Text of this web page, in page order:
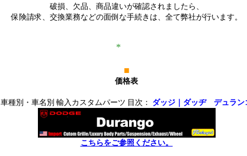
破損、欠品、商品違いが確認されましたら、
保険請求、交換業務などの面倒な手続きは、全て弊社が行います。
*
■
価格表
車種別・車名別 輸入カスタムパーツ 目次： ダッジ｜ダッヂ デュラン
こちらをご参照ください。